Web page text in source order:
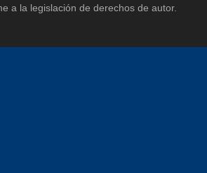
a la legislación de derechos de autor.